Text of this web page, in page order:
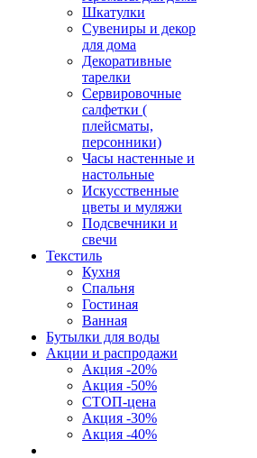
Шкатулки
Сувениры и декор
для дома
Декоративные
тарелки
Сервировочные
салфетки (
плейсматы,
персонники)
Часы настенные и
настольные
Искусственные
цветы и муляжи
Подсвечники и
свечи
Текстиль
Кухня
Спальня
Гостиная
Ванная
Бутылки для воды
Акции и распродажи
Акция -20%
Акция -50%
СТОП-цена
Акция -30%
Акция -40%